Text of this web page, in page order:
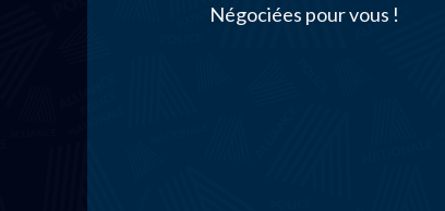
Négociées pour vous !